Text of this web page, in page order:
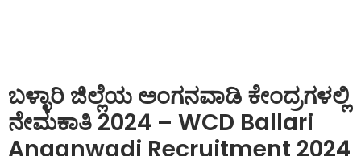
ಬಳ್ಳಾರಿ ಜಿಲ್ಲೆಯ ಅಂಗನವಾಡಿ ಕೇಂದ್ರಗಳಲ್ಲಿ
ನೇಮಕಾತಿ 2024 – WCD Ballari
Anganwadi Recruitment 2024